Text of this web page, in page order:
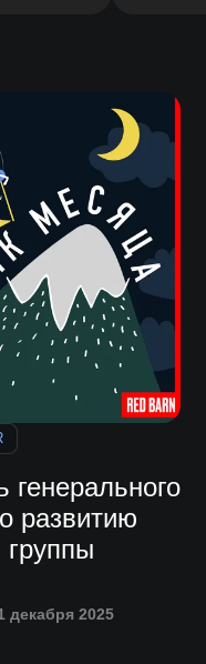
генерального
развитию
декабря 2025